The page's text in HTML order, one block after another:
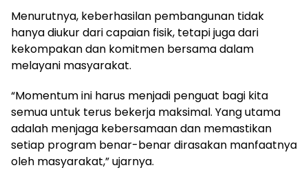
Menurutnya, keberhasilan pembangunan tidak
hanya diukur dari capaian fisik, tetapi juga dari
kekompakan dan komitmen bersama dalam
melayani masyarakat.
“Momentum ini harus menjadi penguat bagi kita
semua untuk terus bekerja maksimal. Yang utama
adalah menjaga kebersamaan dan memastikan
setiap program benar-benar dirasakan manfaatnya
oleh masyarakat,” ujarnya.